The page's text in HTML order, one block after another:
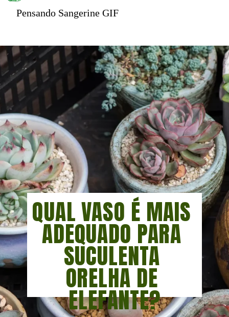
Pensando Sangerine GIF
QUAL VASO É MAIS
ADEQUADO PARA
SUCULENTA
ORELHA DE
ELEFANTE?